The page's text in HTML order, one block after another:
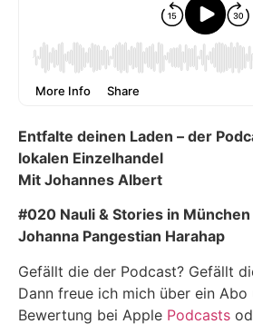
Entfalte deinen Laden – der
lokalen Einzelhandel
Mit Johannes Albert
#020 Nauli & Stories in
Johanna Pangestian Harahap
Gefällt die der Podcast? Gefällt
Dann freue ich mich über ein Abo
Bewertung bei Apple Podcasts